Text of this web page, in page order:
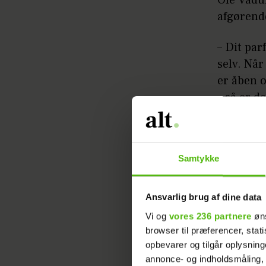
Samtykke
Ansvarlig brug af dine data
Vi og vores 236 partnere
browser til præferencer,
opbevarer og tilgår
annonce- og
– Dit
selv.
er åben
– så er
– Der er
–
afstand